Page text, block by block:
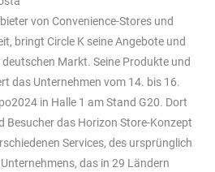
von Convenience-Stores und
bringt Circle K seine Angebote und
Markt. Seine Produkte und
das Unternehmen vom 14. bis 16.
in Halle 1 am Stand G20. Dort
Besucher das Horizon Store-Konzept
Services, des ursprünglich
das in 29 Ländern